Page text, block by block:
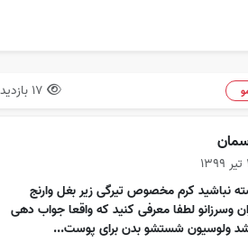
نباشید کرم مخصوص تیرگی زیر بغل وارنج
وسرزانو لطفا معرفی کنید که واقعا جواب دهی
ولوسیون شستشو بدن برای پوست...